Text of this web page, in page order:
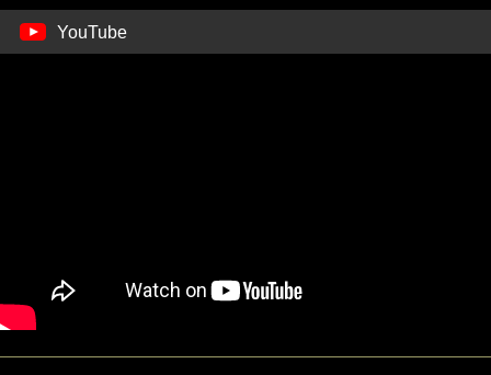
YouTube